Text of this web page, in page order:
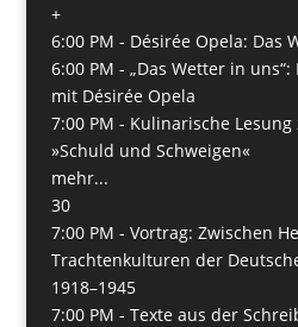
+
6:00 PM - Désirée Opela: Das
6:00 PM - „Das Wetter in
mit Désirée Opela
7:00 PM - Kulinarische
»Schuld und Schweigen«
mehr...
30
7:00 PM - Vortrag: Zwischen
Trachtenkulturen der
1918–1945
7:00 PM - Texte aus der